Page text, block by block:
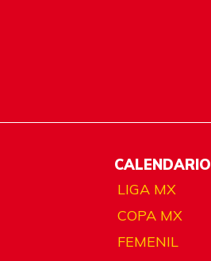
CALENDARIO
LIGA MX
COPA MX
FEMENIL